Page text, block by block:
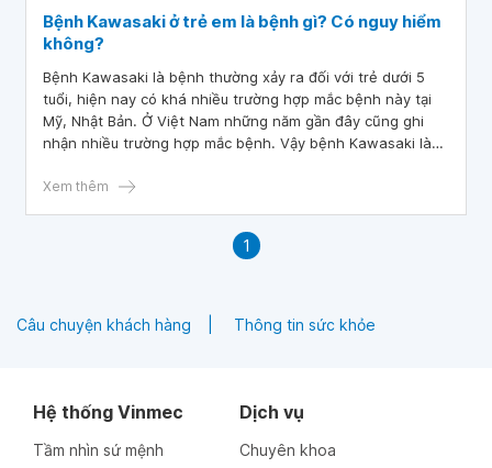
Bệnh Kawasaki ở trẻ em là bệnh gì? Có nguy hiểm
không?
Bệnh Kawasaki là bệnh thường xảy ra đối với trẻ dưới 5
tuổi, hiện nay có khá nhiều trường hợp mắc bệnh này tại
Mỹ, Nhật Bản. Ở Việt Nam những năm gần đây cũng ghi
nhận nhiều trường hợp mắc bệnh. Vậy bệnh Kawasaki là
Xem thêm
1
Câu chuyện khách hàng Thông tin sức khỏe
Hệ thống Vinmec
Tầm nhìn sứ mệnh
Dịch vụ
Chuyên khoa